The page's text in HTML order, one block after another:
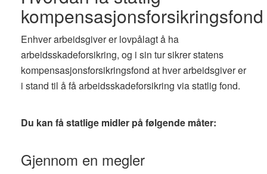
kompensasjonsforsikringsfond
Enhver arbeidsgiver er lovpålagt å ha
arbeidsskadeforsikring, og i sin tur sikrer statens
kompensasjonsforsikringsfond at hver arbeidsgiver er
i stand til å få arbeidsskadeforsikring via statlig fond.
Du kan få statlige midler på følgende måter:
Gjennom en megler